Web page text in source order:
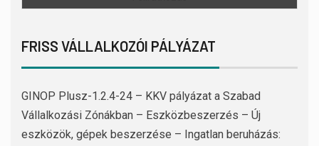
FRISS VÁLLALKOZÓI PÁLYÁZAT
GINOP Plusz-1.2.4-24 – KKV pályázat a Szabad
Vállalkozási Zónákban – Eszközbeszerzés – Új
eszközök, gépek beszerzése – Ingatlan beruházás: